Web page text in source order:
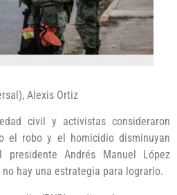
Alexis Ortiz
civil y activistas consideraron
el robo y el homicidio disminuyan
Andrés Manuel López
hay una estrategia para lograrlo.